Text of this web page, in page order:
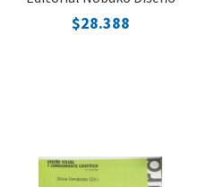
$28.388